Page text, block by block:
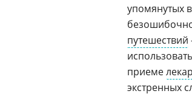
упомянутых
путешествий
приеме
экстренных